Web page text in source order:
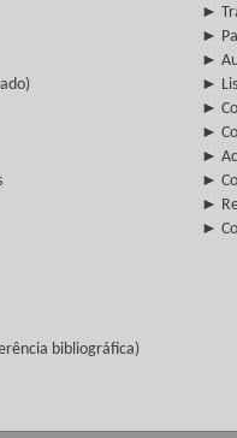
►
►
►
►
►
►
►
►
►
►
bibliográfica)